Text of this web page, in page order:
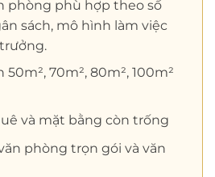
phòng phù hợp theo số
sách, mô hình làm việc
70m², 80m², 100m²
và mặt bằng còn trống
phòng trọn gói và văn